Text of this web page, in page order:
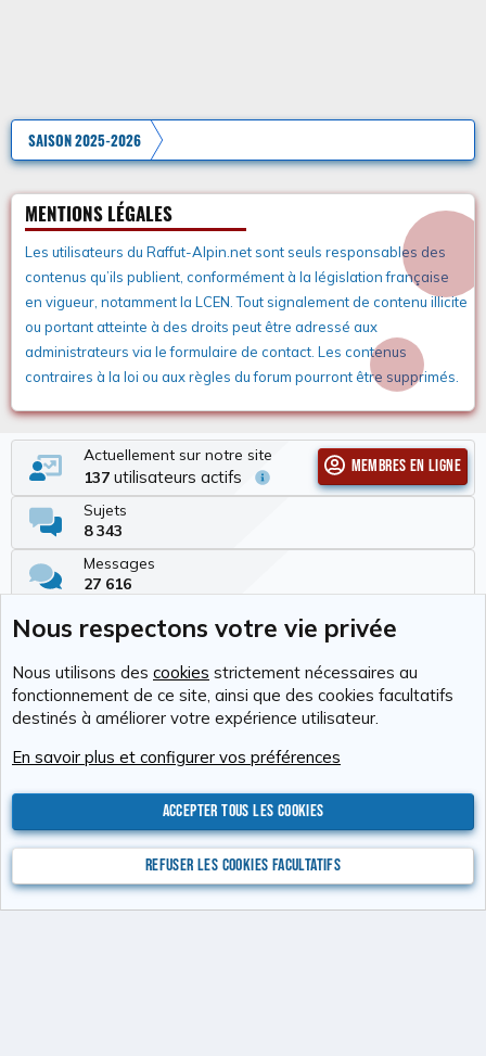
SAISON 2025-2026
MENTIONS LÉGALES
Les utilisateurs du Raffut-Alpin.net sont seuls responsables des
contenus qu’ils publient, conformément à la législation française
en vigueur, notamment la LCEN. Tout signalement de contenu illicite
ou portant atteinte à des droits peut être adressé aux
administrateurs via le formulaire de contact. Les contenus
contraires à la loi ou aux règles du forum pourront être supprimés.
Actuellement sur notre site
137 utilisateurs actifs
Membres en ligne
Sujets
8 343
Messages
27 616
337
Dernier membre
Tchimbé Red
Nous contacter
Conditions générales d'utilisation
ValentinXenforo Add-ons© by ©XenTR
Ultimate Staff Pagecreated by StylesFactory
© Jason Axelrod of 8WAYRUN
XenAtendo 2 PRO© Jason Axelrod of8WAYRUN
Nous respectons votre vie privée
Nous utilisons des cookies strictement nécessaires au
fonctionnement de ce site, ainsi que des cookies facultatifs
destinés à améliorer votre expérience utilisateur.
En savoir plus et configurer vos préférences
Accepter tous les cookies
Refuser les cookies facultatifs